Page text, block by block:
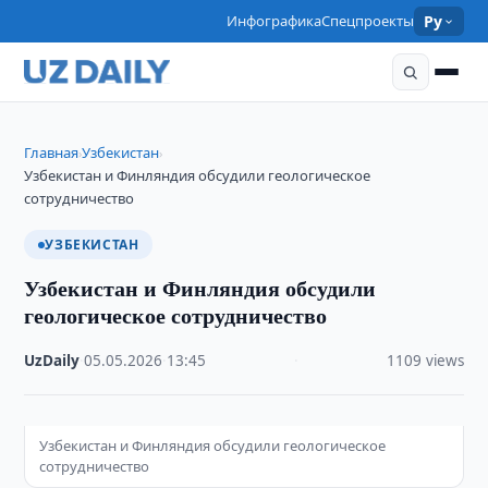
ИнфографикаСпецпроекты Ру
Главная›Узбекистан›
Узбекистан и Финляндия обсудили геологическое
сотрудничество
УЗБЕКИСТАН
Узбекистан и Финляндия обсудили
геологическое сотрудничество
UzDaily ·05.05.2026 13:45 1109 views
Узбекистан и Финляндия обсудили геологическое
сотрудничество